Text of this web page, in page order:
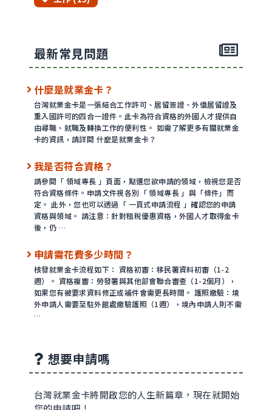
最新常見問題
什麼是就業金卡？
台灣就業金卡是一張結合工作許可、居留簽證、外僑居留證及
重入國許可的四合一證件。此卡為符合資格的外國人才提供自
由尋職、就職及轉換工作的便利性。 如需了解更多有關就業金
卡的資訊，請詳閱 什麼是就業金卡？
我是否符合資格？
請參閱「 領域專長 」頁面，點選您欲申請的領域，檢視您是否
符合資格條件。申請文件視各別「 領域專長 」與「條件」而
定。 此外，您也可以透過「 一頁式申請流程 」確認您的申請
資格與領域。 請注意：針對租稅優惠資格，外國人才取得金卡
後，仍 …
申請需花費多少時間？
核發就業金卡流程如下： 資格初審：移民署資料初審（1-2
週）。 資格複審：勞發署與其他部會聯合審查（1-2個月），
如果您有被要求資料修正或補件會需更長時間。 護照繳驗：境
外申請人需要至駐外館處繳驗護照（1週），境內申請人則不需
…
想要申請嗎
台灣就業金卡將開啟您的人生新篇章，現在就開始